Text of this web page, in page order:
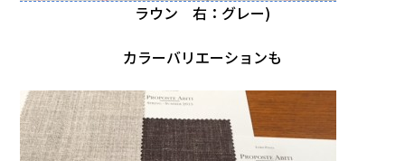
ラウン 右：グレー)
カラーバリエーションも